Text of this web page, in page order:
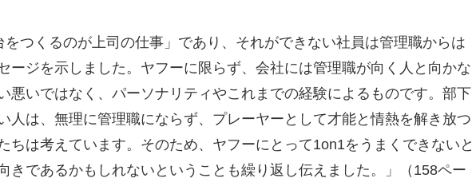
つくるのが上司の仕事」であり、それができない社員は管理職からは
ージを示しました。ヤフーに限らず、会社には管理職が向く人と向かな
悪いではなく、パーソナリティやこれまでの経験によるものです。部下
人は、無理に管理職にならず、プレーヤーとして才能と情熱を解き放つ
ちは考えています。そのため、ヤフーにとって1on1をうまくできないと
きであるかもしれないということも繰り返し伝えました。」（158ペー